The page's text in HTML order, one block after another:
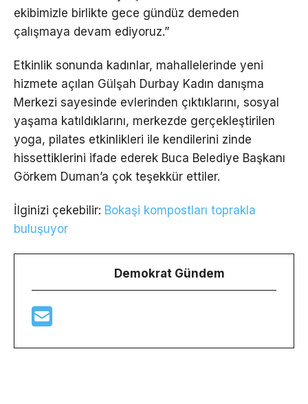
ekibimizle birlikte gece gündüz demeden
çalışmaya devam ediyoruz.”
Etkinlik sonunda kadınlar, mahallelerinde yeni
hizmete açılan Gülşah Durbay Kadın danışma
Merkezi sayesinde evlerinden çıktıklarını, sosyal
yaşama katıldıklarını, merkezde gerçekleştirilen
yoga, pilates etkinlikleri ile kendilerini zinde
hissettiklerini ifade ederek Buca Belediye Başkanı
Görkem Duman’a çok teşekkür ettiler.
İlginizi çekebilir: Bokaşi kompostları toprakla
buluşuyor
Demokrat Gündem